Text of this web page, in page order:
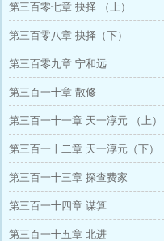
第三百零七章 抉择 （上）
第三百零八章 抉择（下）
第三百零九章 宁和远
第三百一十章 散修
第三百一十一章 天一淳元 （上）
第三百一十二章 天一淳元（下）
第三百一十三章 探查费家
第三百一十四章 谋算
第三百一十五章 北进